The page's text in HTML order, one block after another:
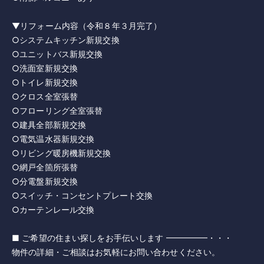
▼リフォーム内容（令和８年３月完了）
○システムキッチン新規交換
○ユニットバス新規交換
○洗面室新規交換
○トイレ新規交換
○クロス全室張替
○フローリング全室張替
○建具全部新規交換
○電気温水器新規交換
○リビング暖房機新規交換
○網戸全箇所張替
○分電盤新規交換
○スイッチ・コンセントプレート交換
○カーテンレール交換
■ ご希望の住まい探しをお手伝いします ━━━━━・・・